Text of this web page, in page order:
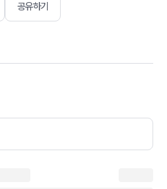
공유하기